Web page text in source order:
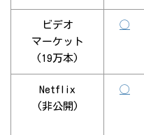
ビデオ
マーケット
(19万本)
◯
Netflix
(非公開)
◯